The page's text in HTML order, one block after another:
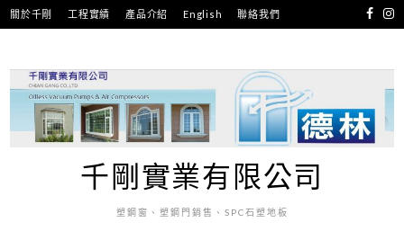
跳
至
要
內
關於千剛 工程實績 產品介紹 English 聯絡我們
千剛實業有限公司
塑鋼窗、塑鋼門銷售、SPC石塑地板